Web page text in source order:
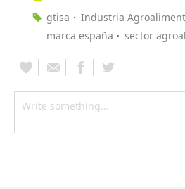
gtisa
Industria
marca españa
sector